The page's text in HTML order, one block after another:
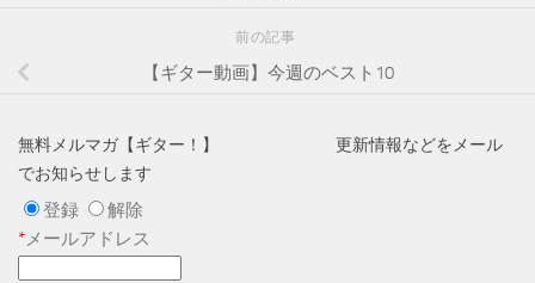
前の記事
【ギター動画】今週のベスト10
無料メルマガ【ギター！】 更新情報などをメール
でお知らせします
登録
解除
*メールアドレス